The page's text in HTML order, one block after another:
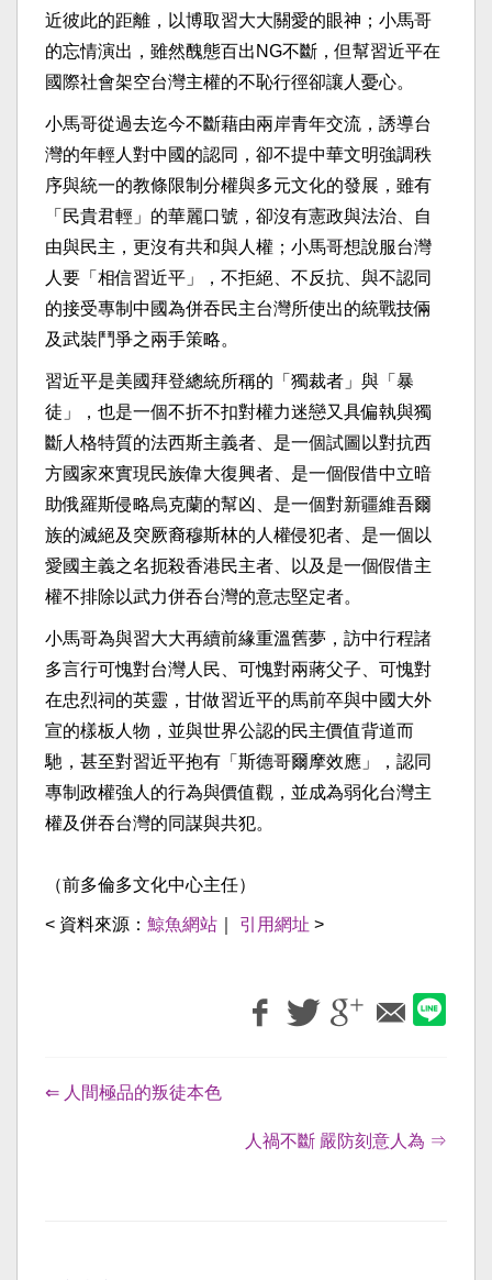
近彼此的距離，以博取習大大關愛的眼神； 小馬哥
的忘情演出，雖然醜態百出NG不斷，但幫習近平在
國際社會架空台灣主權的不恥行徑卻讓人憂心。
小馬哥從過去迄今不斷藉由兩岸青年交流， 誘導台
灣的年輕人對中國的認同， 卻不提中華文明強調秩
序與統一的教條限制分權與多元文化的發展， 雖有
「民貴君輕」的華麗口號，卻沒有憲政與法治、自
由與民主， 更沒有共和與人權；小馬哥想說服台灣
人要「相信習近平」， 不拒絕、不反抗、 與不認同
的接受專制中國為併吞民主台灣所使出的統戰技倆
及武裝鬥爭之兩手策略。
習近平是美國拜登總統所稱的「獨裁者」與「暴
徒」， 也是一個不折不扣對權力迷戀又具偏執與獨
斷人格特質的法西斯主義者、是一個試圖以對抗西
方國家來實現民族偉大復興者、 是一個假借中立暗
助俄羅斯侵略烏克蘭的幫凶、 是一個對新疆維吾爾
族的滅絕及突厥裔穆斯林的人權侵犯者、 是一個以
愛國主義之名扼殺香港民主者、
以及是一個假借主
權不排除以武力併吞台灣的意志堅定者。
小馬哥為與習大大再續前緣重溫舊夢， 訪中行程諸
多言行可愧對台灣人民、可愧對兩蔣父子、 可愧對
在忠烈祠的英靈， 甘做習近平的馬前卒與中國大外
宣的樣板人物， 並與世界公認的民主價值背道而
馳，甚至對習近平抱有「 斯德哥爾摩效應」，認同
專制政權強人的行為與價值觀， 並成為弱化台灣主
權及併吞台灣的同謀與共犯。
（前多倫多文化中心主任）
< 資料來源： 鯨魚網站 引用網址 >
⇐ 人間極品的叛徒本色
人禍不斷 嚴防刻意人為 ⇒